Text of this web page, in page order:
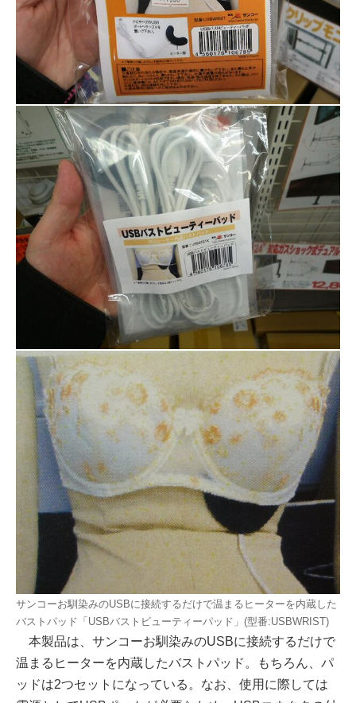
サンコーお馴染みのUSBに接続するだけで温まるヒーターを内蔵した
バストパッド「USBバストビューティーパッド」(型番:USBWRIST)
本製品は、サンコーお馴染みのUSBに接続するだけで
温まるヒーターを内蔵したバストパッド。もちろん、パ
ッドは2つセットになっている。なお、使用に際しては